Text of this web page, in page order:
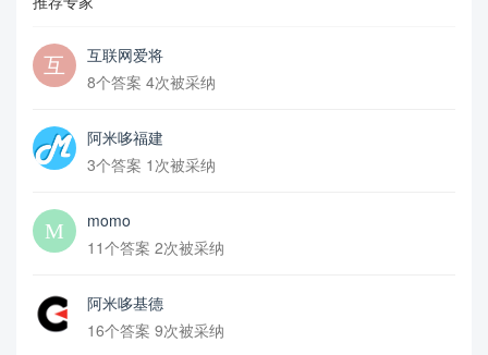
互联网爱将
8个答案 4次被采纳
阿米哆福建
3个答案 1次被采纳
momo
11个答案 2次被采纳
阿米哆基德
16个答案 9次被采纳